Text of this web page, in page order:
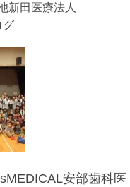
新田医療法人
グ
安部歯科医